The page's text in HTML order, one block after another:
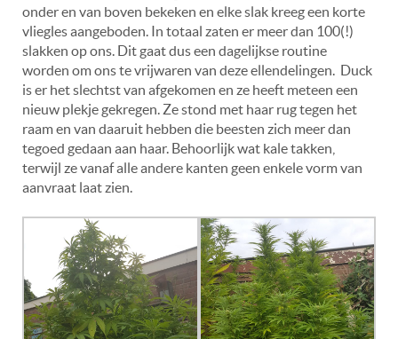
onder en van boven bekeken en elke slak kreeg een korte
vliegles aangeboden. In totaal zaten er meer dan 100(!)
slakken op ons. Dit gaat dus een dagelijkse routine
worden om ons te vrijwaren van deze ellendelingen. Duck
is er het slechtst van afgekomen en ze heeft meteen een
nieuw plekje gekregen. Ze stond met haar rug tegen het
raam en van daaruit hebben die beesten zich meer dan
tegoed gedaan aan haar. Behoorlijk wat kale takken,
terwijl ze vanaf alle andere kanten geen enkele vorm van
aanvraat laat zien.